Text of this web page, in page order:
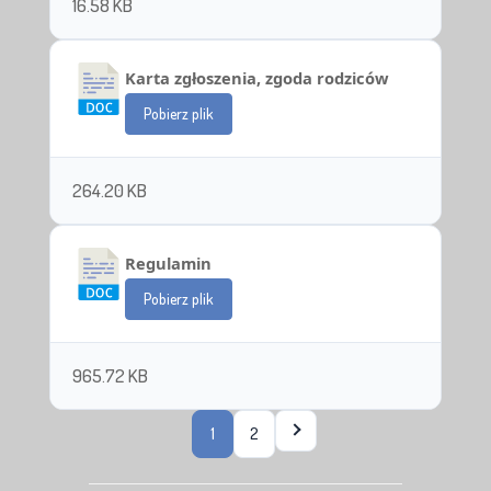
16.58 KB
Karta zgłoszenia, zgoda rodziców
Pobierz plik
264.20 KB
Regulamin
Pobierz plik
965.72 KB
1 2